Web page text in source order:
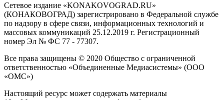
Сетевое издание «KONAKOVOGRAD.RU»
(КОНАКОВОГРАД) зарегистрировано в Федеральной службе
по надзору в сфере связи, информационных технологий и
массовых коммуникаций 25.12.2019 г. Регистрационный
номер Эл № ФС 77 - 77307.
Все права защищены © 2020 Общество с ограниченной
ответственностью «Объединенные Медиасистемы» (ООО
«ОМС»)
Настоящий ресурс может содержать материалы